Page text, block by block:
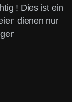
! Dies ist ein
dienen nur